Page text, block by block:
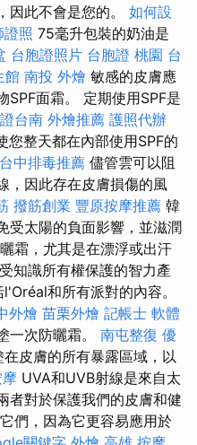
因此不會是您的。 如何設
證照 75毫升包裝的奶油是
台胞證照片 台胞證 桃園 台
館 南投 外燴 敏感的皮膚應
SPF面霜。 定期使用SPF是
台南 外燴推薦 護照代辦
您整天都在內部使用SPF的
台中排毒推薦 儘管雲可以阻
，因此存在皮膚損傷的風
撥筋創業 豐原按摩推薦 韓
受太陽的負面影響，並滋潤
霜，尤其是在漂浮或出汗
知識所有權保護的智力產
和所有派對的內容。
外燴 苗栗外燴 記帳士 軟體
一次防曬霜。 南屯整復 優
皮膚的所有暴露區域，以
UVA和UVB射線是來自太
者對於保護我們的皮膚和健
們，因為它更容易應用於